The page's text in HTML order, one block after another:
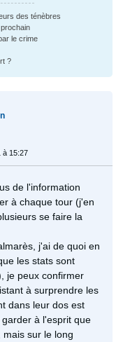
des ténèbres
le crime
?
à 15:27
de l'information
à chaque tour (j'en
se faire la
j'ai de quoi en
les stats sont
je peux confirmer
à surprendre les
dans leur dos est
à l'esprit que
sur le long